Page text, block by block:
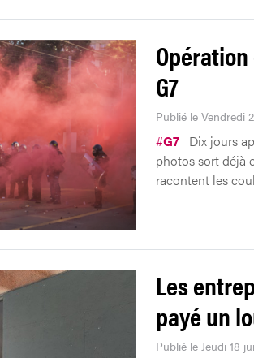
G7
Publié le Vendredi
#G7 Dix jours
photos sort déjà
racontent les
Les
payé un
Publié le Jeudi 18